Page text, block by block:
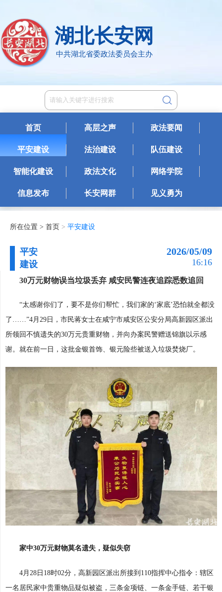
湖北长安网
中共湖北省委政法委员会主办
首页 高层之声 政法要闻
平安建设 法治建设 队伍建设
智能化建设 政法文化 网络学院
信息发布 长安网群 见义勇为
所在位置 > 首页 > 平安建设
平安
建设
2026/05/09
16:16
30万元财物误当垃圾丢弃 咸安民警连夜追踪悉数追回
“太感谢你们了，要不是你们帮忙，我们家的‘家底’恐怕就全都没
了……”4月29日，市民蒋女士在咸宁市咸安区公安分局高新园区派出
所领回不慎遗失的30万元贵重财物，并向办案民警赠送锦旗以示感
谢。就在前一日，这批金银首饰、银元险些被送入垃圾焚烧厂。
家中30万元财物莫名遗失，疑似失窃
4月28日18时02分，高新园区派出所接到110指挥中心指令：辖区
一名居民家中贵重物品疑似被盗，三条金项链、一条金手链、若干银